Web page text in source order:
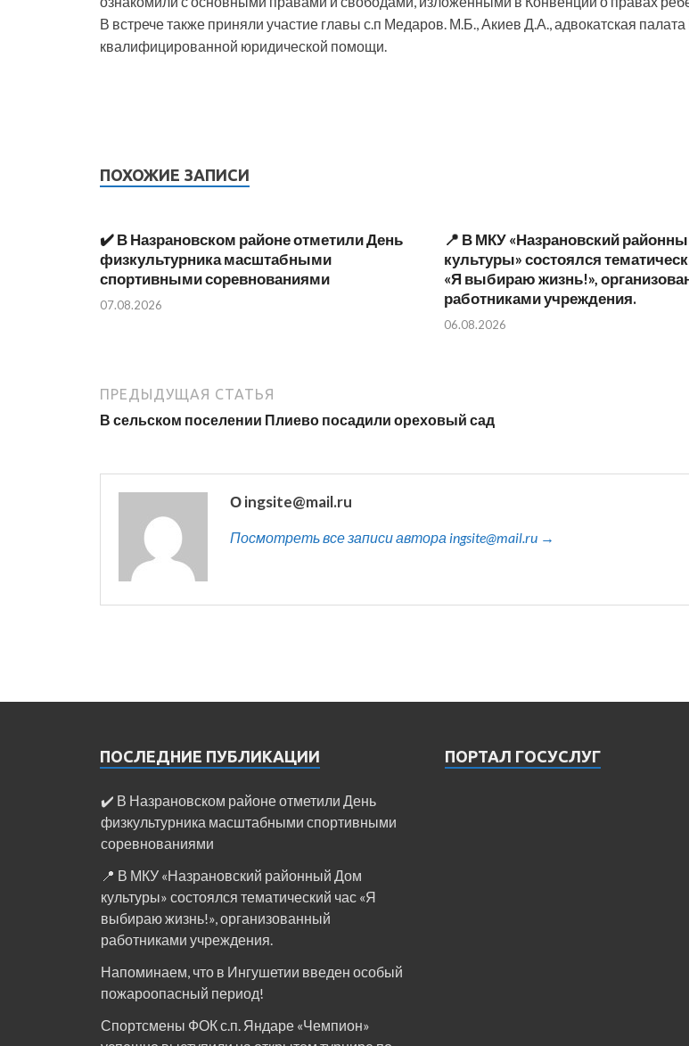
В встрече также приняли участие главы с.п Медаров. М.Б., Акиев Д.А., адвокатская
квалифицированной юридической помощи.
ПОХОЖИЕ ЗАПИСИ
✔️ В Назрановском районе отметили День
физкультурника масштабными
спортивными соревнованиями
07.08.2026
📍 В МКУ «Назрановский
культуры» состоялся
«Я выбираю жизнь!»,
работниками учреждения.
06.08.2026
ПРЕДЫДУЩАЯ СТАТЬЯ
В сельском поселении Плиево посадили ореховый сад
О ingsite@mail.ru
Посмотреть все записи автора ingsite@mail.ru →
ПОСЛЕДНИЕ ПУБЛИКАЦИИ
✔️ В Назрановском районе отметили День
физкультурника масштабными спортивными
соревнованиями
📍 В МКУ «Назрановский районный Дом
культуры» состоялся тематический час «Я
выбираю жизнь!», организованный
работниками учреждения.
Напоминаем, что в Ингушетии введен особый
пожароопасный период!⁣⁣⠀
Спортсмены ФОК с.п. Яндаре «Чемпион»
ПОРТАЛ ГОСУСЛУГ